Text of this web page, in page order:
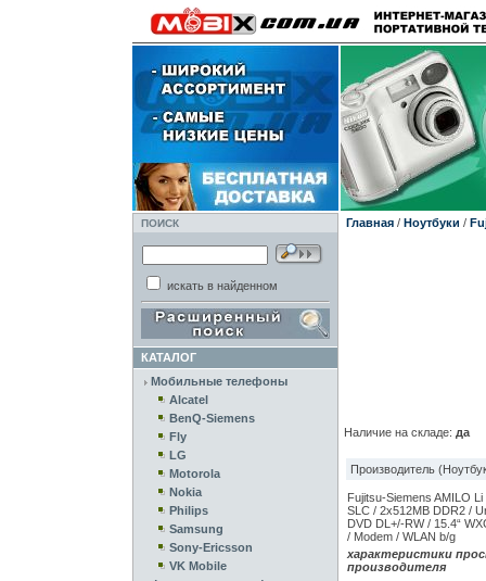
ПОИСК
искать в найденном
КАТАЛОГ
Мобильные телефоны
Alcatel
BenQ-Siemens
Fly
LG
Motorola
Nokia
Philips
Samsung
Sony-Ericsson
VK Mobile
Главная/ Ноутбуки /
Наличие на складе: да
Производитель
Fujitsu-Siemens AMILO
SLC / 2x512MB DDR2 /
DVD DL+/-RW / 15.4“
/ Modem / WLAN b/g
характеристики
производителя